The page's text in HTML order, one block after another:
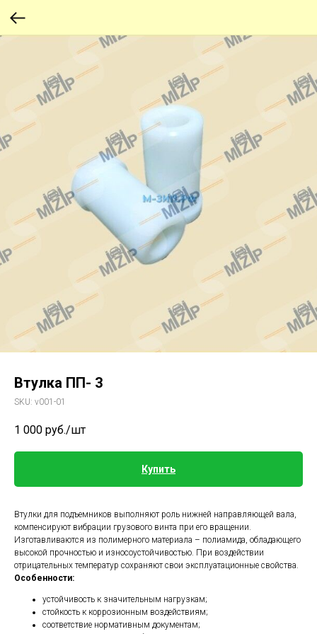
Втулка ПП- 3
SKU: v001-01
1 000 руб./шт
Купить
Втулки для подъемников выполняют роль нижней направляющей вала,
компенсируют вибрации грузового винта при его вращении.
Изготавливаются из полимерного материала – полиамида, обладающего
высокой прочностью и износоустойчивостью. При воздействии
отрицательных температур сохраняют свои эксплуатационные свойства.
Особенности:
устойчивость к значительным нагрузкам;
стойкость к коррозионным воздействиям;
соответствие нормативным документам;